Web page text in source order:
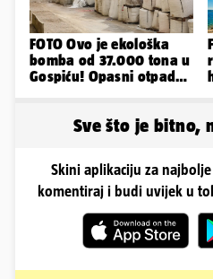
FOTO Ovo je ekološka
bomba od 37.000 tona u
Gospiću! Opasni otpad
Sve što je bitno,
Skini aplikaciju za
komentiraj i budi uvijek u